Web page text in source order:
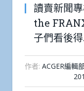
讀賣新聞
the
子們看後
作者: ACGER編輯